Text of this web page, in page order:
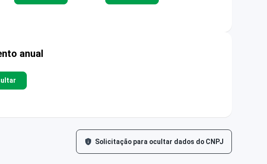
anual
Solicitação para ocultar dados do CNPJ